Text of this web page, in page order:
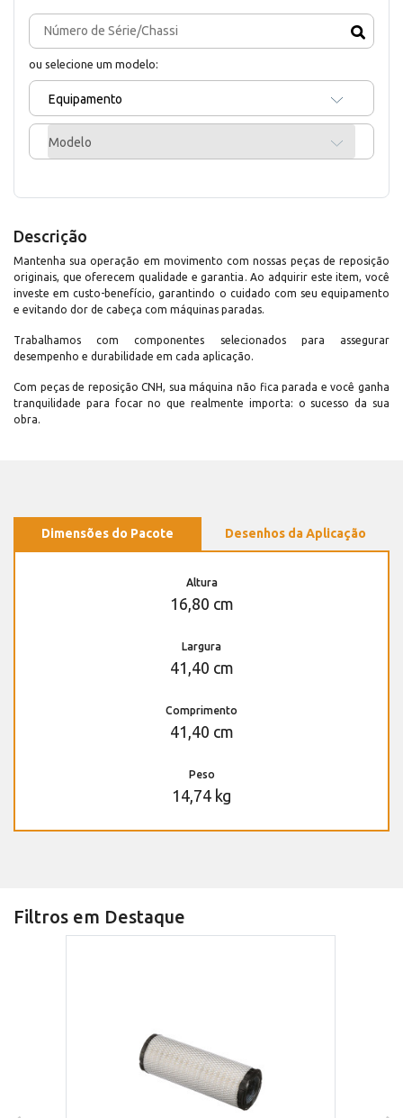
ou selecione um modelo:
Equipamento
Modelo
Descrição
Mantenha sua operação em movimento com nossas peças de reposição
originais, que oferecem qualidade e garantia. Ao adquirir este item, você
investe em custo-benefício, garantindo o cuidado com seu equipamento
e evitando dor de cabeça com máquinas paradas.
Trabalhamos com componentes selecionados para assegurar
desempenho e durabilidade em cada aplicação.
Com peças de reposição CNH, sua máquina não fica parada e você ganha
tranquilidade para focar no que realmente importa: o sucesso da sua
obra.
Dimensões do Pacote Desenhos da Aplicação
Altura
16,80 cm
Largura
41,40 cm
Comprimento
41,40 cm
Peso
14,74 kg
Filtros em Destaque